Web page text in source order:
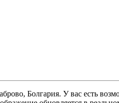
Болгария. У вас есть